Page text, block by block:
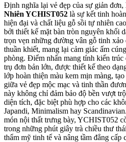
Định nghĩa lại vẻ đẹp của sự giản đơn,
Nhiên YCHIST052 là sự kết tinh
hiện đại và chất liệu gỗ sồi tự nhiên
bởi thiết kế mặt bàn tròn nguyên khối
trọn vẹn những đường vân gỗ tinh xảo
thuần khiết, mang lại cảm giác ấm
phòng. Điểm nhấn mang tính kiến trúc
trụ đơn bản lớn, được thiết kế theo
lớp hoàn thiện màu kem mịn màng,
giữa vẻ đẹp mộc mạc và tinh thần
này không chỉ đảm bảo độ bền vượt
diện tích, đặc biệt phù hợp cho các
Japandi, Minimalism hay
món nội thất trưng bày, YCHIST052
trong những phút giây trà chiều thư
thẩm mỹ tinh tế và nâng tầm đẳng cấp